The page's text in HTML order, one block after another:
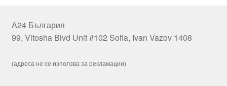
А24 България
99, Vitosha Blvd Unit #102 Sofia, Ivan Vazov 1408
(адреса не се използва за рекламации)